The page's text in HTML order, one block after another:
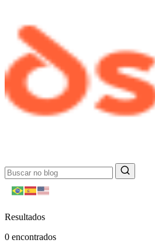
Resultados
0 encontrados